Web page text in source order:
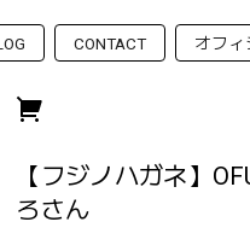
CONTACT オフィ
【フジノハガネ】
ろさん